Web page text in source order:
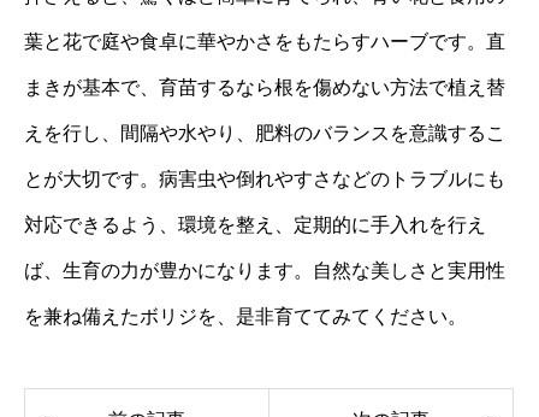
葉と花で庭や食卓に華やかさをもたらすハーブです。直
まきが基本で、育苗するなら根を傷めない方法で植え替
えを行し、間隔や水やり、肥料のバランスを意識するこ
とが大切です。病害虫や倒れやすさなどのトラブルにも
対応できるよう、環境を整え、定期的に手入れを行え
ば、生育の力が豊かになります。自然な美しさと実用性
を兼ね備えたボリジを、是非育ててみてください。